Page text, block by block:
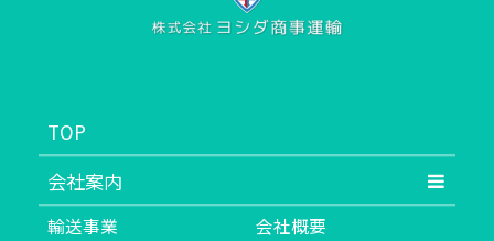
TOP
会社案内
輸送事業
会社概要